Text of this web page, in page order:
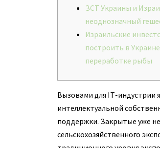
ЗСТ Украины и
неоднозначный
Израильские
построить в
переработке рыбы
Вызовами для ІТ-индустрии
интеллектуальной
поддержки. Закрытые уже
сельскохозяйственного